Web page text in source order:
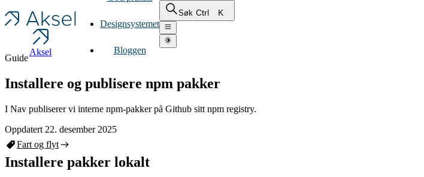
Aksel
Designsystemet
Bloggen
Søk Ctrl K
Guide
Installere og publisere npm pakker
I Nav publiserer vi interne npm-pakker på Github sitt npm registry.
Oppdatert 22. desember 2025
Fart og flyt
Installere pakker lokalt